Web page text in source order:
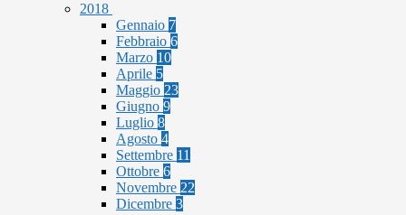
2018
Gennaio 7
Febbraio 6
Marzo 10
Aprile 5
Maggio 23
Giugno 9
Luglio 8
Agosto 4
Settembre 11
Ottobre 6
Novembre 22
Dicembre 3